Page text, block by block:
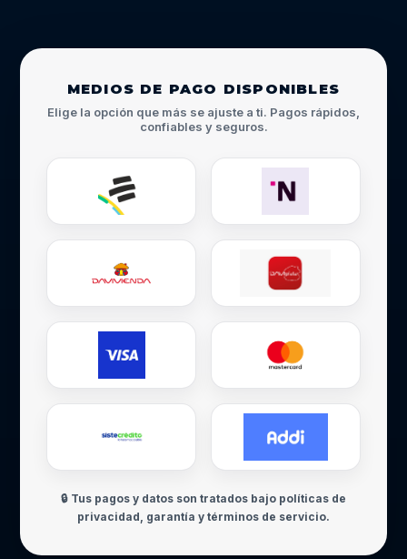
MEDIOS DE PAGO DISPONIBLES
Elige la opción que más se ajuste a ti. Pagos rápidos,
confiables y seguros.
🔒 Tus pagos y datos son tratados bajo políticas de
privacidad, garantía y términos de servicio.